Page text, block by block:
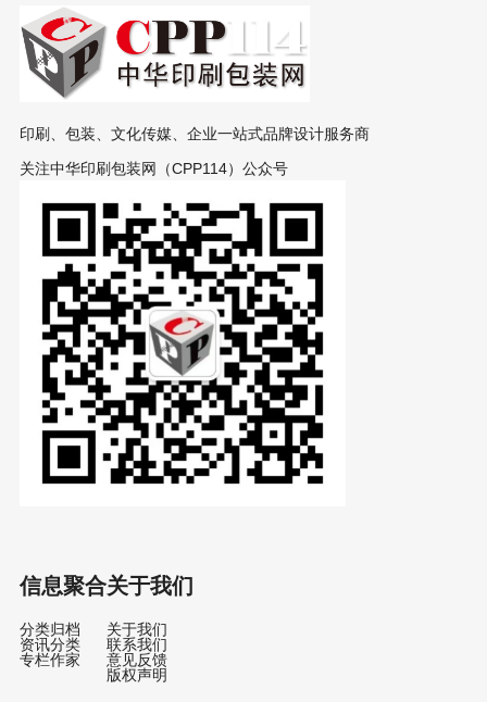
印刷、包装、文化传媒、企业一站式品牌设计服务商
关注中华印刷包装网（CPP114）公众号
信息聚合
分类归档
资讯分类
专栏作家
关于我们
关于我们
联系我们
意见反馈
版权声明